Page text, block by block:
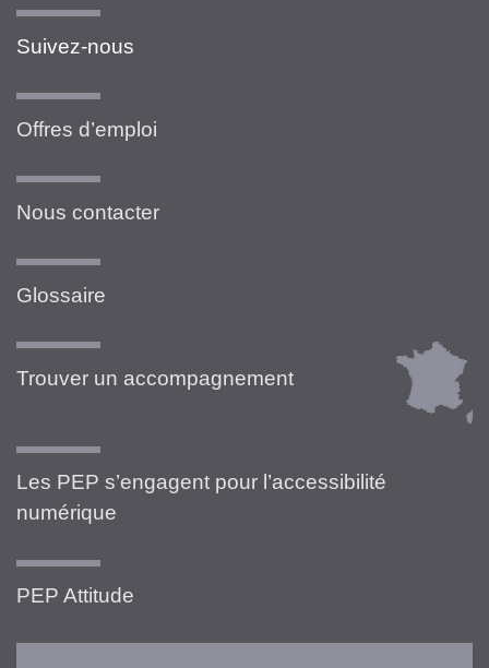
Suivez-nous
Offres d’emploi
Nous contacter
Glossaire
Trouver un accompagnement
Les PEP s’engagent pour l’accessibilité
numérique
PEP Attitude